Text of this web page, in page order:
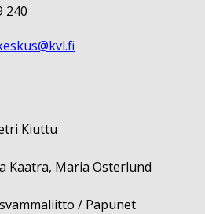
240
Kiuttu
Kaatra, Maria Österlund
/ Papunet